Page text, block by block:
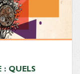
: QUELS